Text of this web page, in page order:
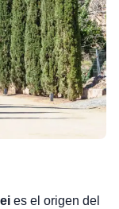
es el origen del